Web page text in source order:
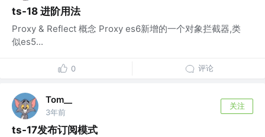
ts-18 进阶用法
Proxy & Reflect 概念 Proxy es6新增的一个对象拦截器,类
似es5...
0 评论
Tom__
3年前
关注
ts-17发布订阅模式